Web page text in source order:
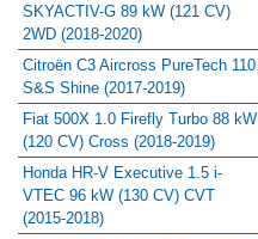
SKYACTIV-G 89 kW (121 CV)
2WD (2018-2020)
Citroën C3 Aircross PureTech 110
S&S Shine (2017-2019)
Fiat 500X 1.0 Firefly Turbo 88 kW
(120 CV) Cross (2018-2019)
Honda HR-V Executive 1.5 i-
VTEC 96 kW (130 CV) CVT
(2015-2018)